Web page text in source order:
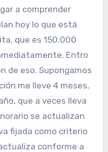
a comprender
hoy lo que está
que es 150.000
Entro
de eso. Supongamos
me lleve 4 meses,
que a veces lleva
se actualizan
fijada como criterio
conforme a